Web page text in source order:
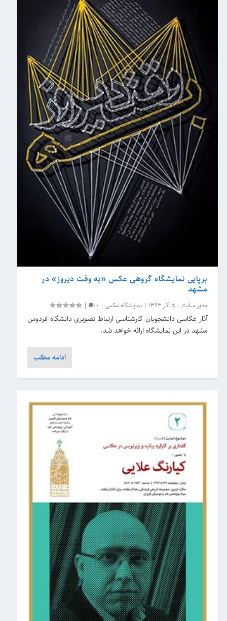
برپایی نمایشگاه گروهی عکس «به وقت دیروز» در
مشهد
مدیر سایت |5 آذر 1393 |نمایشگاه عکس |
0
|
آثار عکاسی دانشجویان کارشناسی ارتباط تصویری دانشگاه فردوس
مشهد در این نمایشگاه ارائه خواهد شد.
ادامه مطلب